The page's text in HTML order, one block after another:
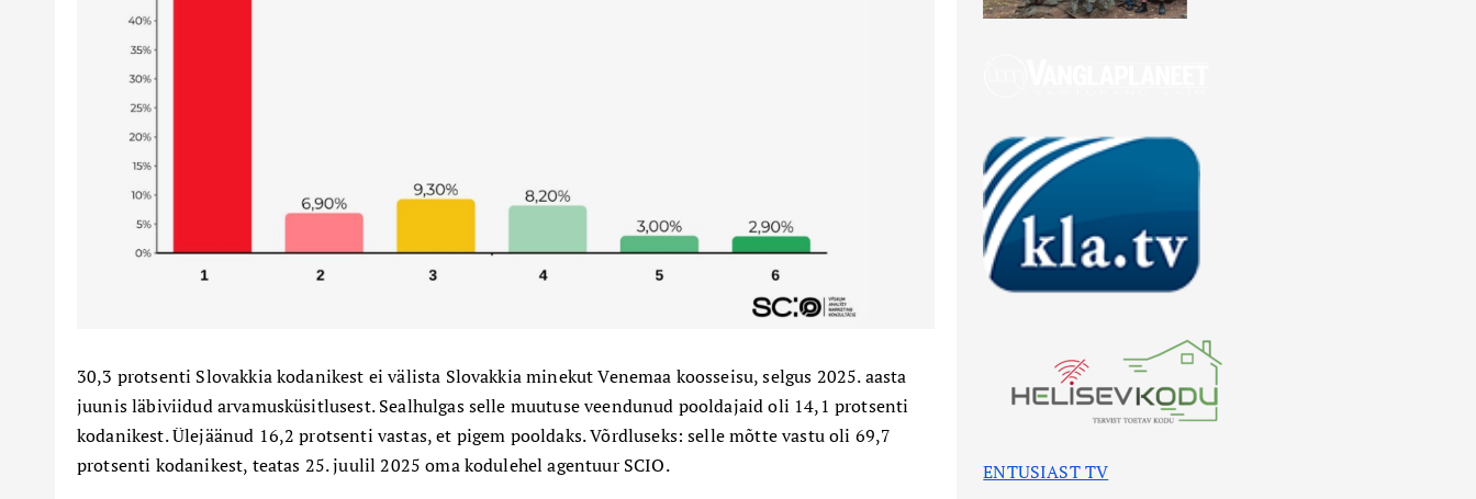
30,3 protsenti Slovakkia kodanikest ei välista Slovakkia minekut Venemaa koosseisu, selgus 2025. aasta
juunis läbiviidud arvamusküsitlusest. Sealhulgas selle muutuse veendunud pooldajaid oli 14,1 protsenti
kodanikest. Ülejäänud 16,2 protsenti vastas, et pigem pooldaks. Võrdluseks: selle mõtte vastu oli 69,7
protsenti kodanikest, teatas 25. juulil 2025 oma kodulehel agentuur SCIO.
ENTUSIAST TV